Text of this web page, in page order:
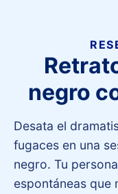
negro
Desata el
fugaces en una
negro. Tu
espontáneas que